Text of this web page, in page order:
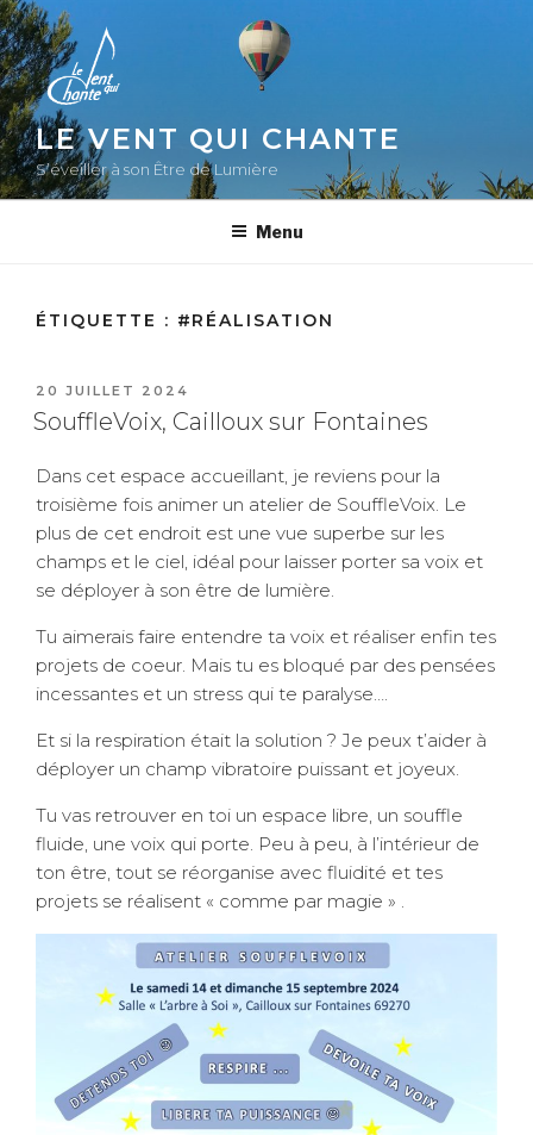
Aller
au
contenu
principal
LE VENT QUI CHANTE
S’éveiller à son Être de Lumière
Menu
ÉTIQUETTE : #RÉALISATION
PUBLIÉ
LE
20 JUILLET 2024
SouffleVoix, Cailloux sur Fontaines
Dans cet espace accueillant, je reviens pour la
troisième fois animer un atelier de SouffleVoix. Le
plus de cet endroit est une vue superbe sur les
champs et le ciel, idéal pour laisser porter sa voix et
se déployer à son être de lumière.
Tu aimerais faire entendre ta voix et réaliser enfin tes
projets de coeur. Mais tu es bloqué par des pensées
incessantes et un stress qui te paralyse….
Et si la respiration était la solution ? Je peux t’aider à
déployer un champ vibratoire puissant et joyeux.
Tu vas retrouver en toi un espace libre, un souffle
fluide, une voix qui porte. Peu à peu, à l’intérieur de
ton être, tout se réorganise avec fluidité et tes
projets se réalisent « comme par magie » .